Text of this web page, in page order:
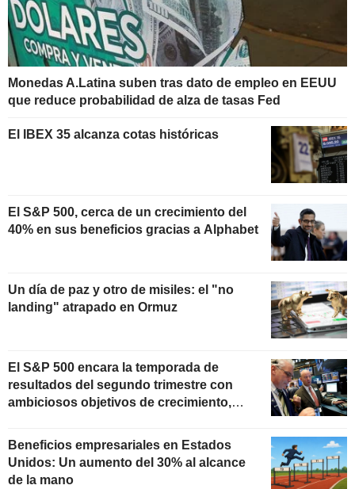
Monedas A.Latina suben tras dato de empleo en EEUU
que reduce probabilidad de alza de tasas Fed
El IBEX 35 alcanza cotas históricas
El S&P 500, cerca de un crecimiento del
40% en sus beneficios gracias a Alphabet
Un día de paz y otro de misiles: el "no
landing" atrapado en Ormuz
El S&P 500 encara la temporada de
resultados del segundo trimestre con
ambiciosos objetivos de crecimiento,
Beneficios empresariales en Estados
Unidos: Un aumento del 30% al alcance
de la mano